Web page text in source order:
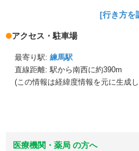
[行き方を
アクセス・駐車場
最寄り駅: 練馬駅
直線距離: 駅から南西に約390m
(この情報は経緯度情報を元に生成
医療機関・薬局 の方へ